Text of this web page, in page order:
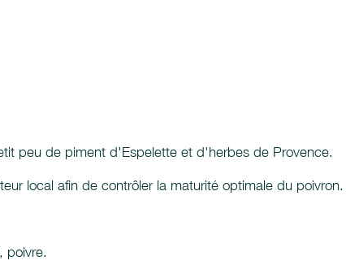
peu de piment d'Espelette et d'herbes de Provence.
local afin de contrôler la maturité optimale du poivron.
poivre.